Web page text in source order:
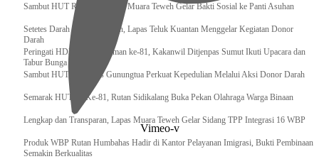
‎Sambut HUT RI ke 81, Bapas Muara Teweh Gelar Bakti Sosial ke Panti Asuhan
Setetes Darah Sejuta Harapan, Lapas Teluk Kuantan Menggelar Kegiatan Donor
Darah
Peringati HDKD Pengayoman ke-81, Kakanwil Ditjenpas Sumut Ikuti Upacara dan
Tabur Bunga di TMP
Sambut HUT RI, Lapas Gunungtua Perkuat Kepedulian Melalui Aksi Donor Darah
Semarak HUT RI Ke-81, Rutan Sidikalang Buka Pekan Olahraga Warga Binaan
Lengkap dan Transparan, Lapas Muara Teweh Gelar Sidang TPP Integrasi 16 WBP
Produk WBP Rutan Humbahas Hadir di Kantor Pelayanan Imigrasi, Bukti Pembinaan
Semakin Berkualitas
Vimeo-v